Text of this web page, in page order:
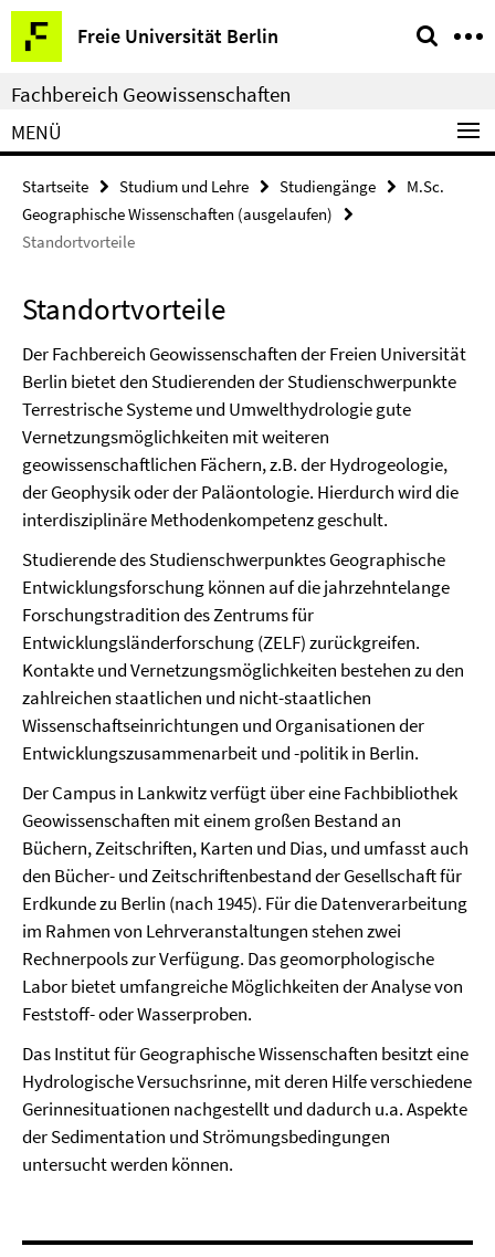
Springe
direkt
zu
Inhalt
Freie Universität Berlin
Service-
Navigation
Fachbereich Geowissenschaften
MENÜ
Startseite Studium und Lehre Studiengänge
M.Sc.
Geographische Wissenschaften (ausgelaufen)
Standortvorteile
Standortvorteile
Der Fachbereich Geowissenschaften der Freien Universität
Berlin bietet den Studierenden der Studienschwerpunkte
Terrestrische Systeme und Umwelthydrologie gute
Vernetzungsmöglichkeiten mit weiteren
geowissenschaftlichen Fächern, z.B. der Hydrogeologie,
der Geophysik oder der Paläontologie. Hierdurch wird die
interdisziplinäre Methodenkompetenz geschult.
Studierende des Studienschwerpunktes Geographische
Entwicklungsforschung können auf die jahrzehntelange
Forschungstradition des Zentrums für
Entwicklungsländerforschung (ZELF) zurückgreifen.
Kontakte und Vernetzungsmöglichkeiten bestehen zu den
zahlreichen staatlichen und nicht-staatlichen
Wissenschaftseinrichtungen und Organisationen der
Entwicklungszusammenarbeit und -politik in Berlin.
Der Campus in Lankwitz verfügt über eine Fachbibliothek
Geowissenschaften mit einem großen Bestand an
Büchern, Zeitschriften, Karten und Dias, und umfasst auch
den Bücher- und Zeitschriftenbestand der Gesellschaft für
Erdkunde zu Berlin (nach 1945). Für die Datenverarbeitung
im Rahmen von Lehrveranstaltungen stehen zwei
Rechnerpools zur Verfügung. Das geomorphologische
Labor bietet umfangreiche Möglichkeiten der Analyse von
Feststoff- oder Wasserproben.
Das Institut für Geographische Wissenschaften besitzt eine
Hydrologische Versuchsrinne, mit deren Hilfe verschiedene
Gerinnesituationen nachgestellt und dadurch u.a. Aspekte
der Sedimentation und Strömungsbedingungen
untersucht werden können.